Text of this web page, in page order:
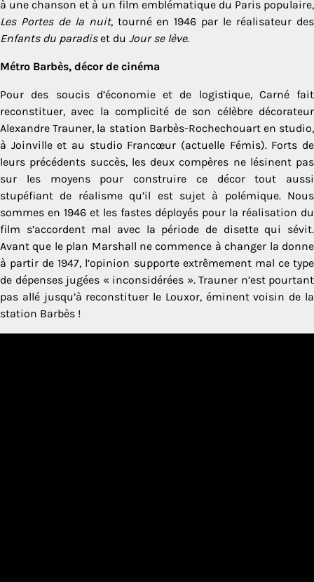
à une chanson et à un film emblématique du Paris populaire,
Les Portes de la nuit, tourné en 1946 par le réalisateur des
Enfants du paradiset du Jour se lève.
Métro Barbès, décor de cinéma
Pour des soucis d’économie et de logistique, Carné fait
reconstituer, avec la complicité de son célèbre décorateur
Alexandre Trauner, la station Barbès-Rochechouart en studio,
à Joinville et au studio Francœur (actuelle Fémis). Forts de
leurs précédents succès, les deux compères ne lésinent pas
sur les moyens pour construire ce décor tout aussi
stupéfiant de réalisme qu’il est sujet à polémique. Nous
sommes en 1946 et les fastes déployés pour la réalisation du
film s’accordent mal avec la période de disette qui sévit.
Avant que le plan Marshall ne commence à changer la donne
à partir de 1947, l’opinion supporte extrêmement mal ce type
de dépenses jugées « inconsidérées ». Trauner n’est pourtant
pas allé jusqu’à reconstituer le Louxor, éminent voisin de la
station Barbès !